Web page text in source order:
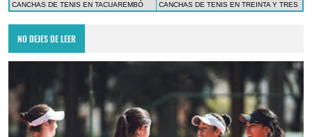
CANCHAS DE TENIS EN TACUAREMBÓ
CANCHAS DE TENIS EN TREINTA Y TRES
NO DEJES DE LEER